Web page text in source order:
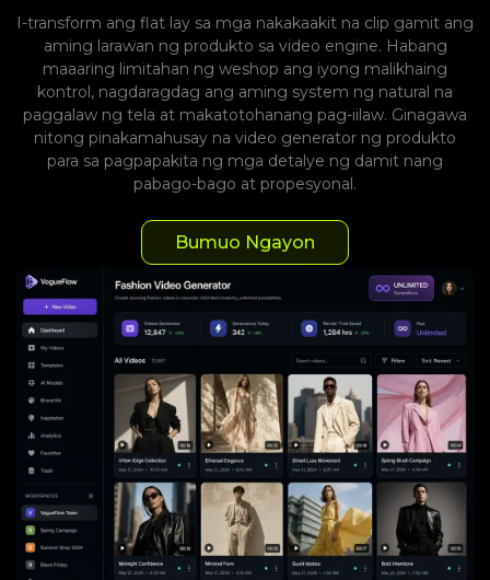
I-transform ang flat lay sa mga nakakaakit na clip gamit ang
aming larawan ng produkto sa video engine. Habang
maaaring limitahan ng weshop ang iyong malikhaing
kontrol, nagdaragdag ang aming system ng natural na
paggalaw ng tela at makatotohanang pag-iilaw. Ginagawa
nitong pinakamahusay na video generator ng produkto
para sa pagpapakita ng mga detalye ng damit nang
pabago-bago at propesyonal.
Bumuo Ngayon